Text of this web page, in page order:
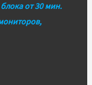
от 30 мин.